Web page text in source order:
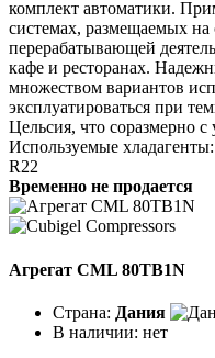
комплект автоматики.
системах, размещаемых
перерабатывающей
кафе и ресторанах.
множеством вариантов
эксплуатироваться при
Цельсия, что соразмерно
Используемые
R22
Временно не продается
Агрегат CML 80TB1N
Страна: Дания
В наличии: нет